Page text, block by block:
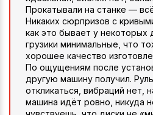
Прокатывали на станке —
Никаких сюрпризов с
как это бывает у некоторых
грузики минимальные, что
хорошее качество
По ощущениям после
другую машину получил.
откликаться, вибраций нет,
машина идёт ровно, никуда